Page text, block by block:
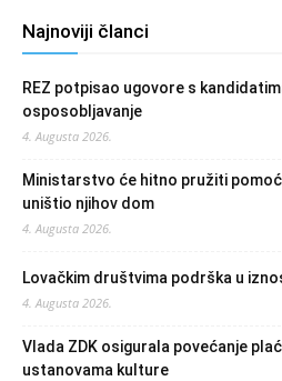
Najnoviji članci
REZ potpisao ugovore s
osposobljavanje
4. Augusta 2026.
Ministarstvo će hitno pružiti
uništio njihov dom
4. Augusta 2026.
Lovačkim društvima podrška u
4. Augusta 2026.
Vlada ZDK osigurala povećanje
ustanovama kulture